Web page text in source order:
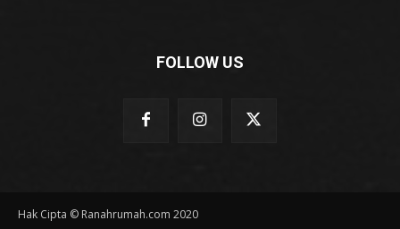
FOLLOW US
Hak Cipta © Ranahrumah.com 2020